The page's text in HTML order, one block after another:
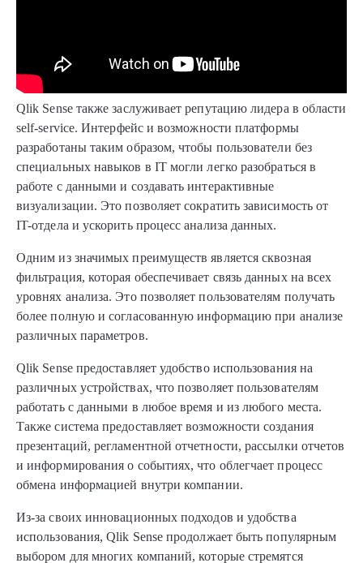
Qlik Sense также заслуживает репутацию лидера в области
self-service. Интерфейс и возможности платформы
разработаны таким образом, чтобы пользователи без
специальных навыков в IT могли легко разобраться в
работе с данными и создавать интерактивные
визуализации. Это позволяет сократить зависимость от
IT-отдела и ускорить процесс анализа данных.
Одним из значимых преимуществ является сквозная
фильтрация, которая обеспечивает связь данных на всех
уровнях анализа. Это позволяет пользователям получать
более полную и согласованную информацию при анализе
различных параметров.
Qlik Sense предоставляет удобство использования на
различных устройствах, что позволяет пользователям
работать с данными в любое время и из любого места.
Также система предоставляет возможности создания
презентаций, регламентной отчетности, рассылки отчетов
и информирования о событиях, что облегчает процесс
обмена информацией внутри компании.
Из-за своих инновационных подходов и удобства
использования, Qlik Sense продолжает быть популярным
выбором для многих компаний, которые стремятся